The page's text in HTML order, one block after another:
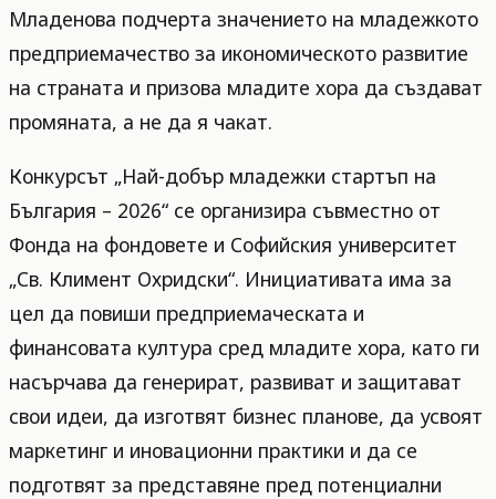
Младенова подчерта значението на младежкото
предприемачество за икономическото развитие
на страната и призова младите хора да създават
промяната, а не да я чакат.
Конкурсът „Най-добър младежки стартъп на
България – 2026“ се организира съвместно от
Фонда на фондовете и Софийския университет
„Св. Климент Охридски“. Инициативата има за
цел да повиши предприемаческата и
финансовата култура сред младите хора, като ги
насърчава да генерират, развиват и защитават
свои идеи, да изготвят бизнес планове, да усвоят
маркетинг и иновационни практики и да се
подготвят за представяне пред потенциални